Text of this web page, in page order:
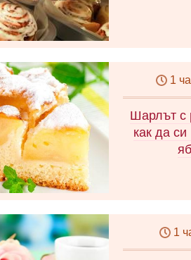
1
Шарлът с
как да
1